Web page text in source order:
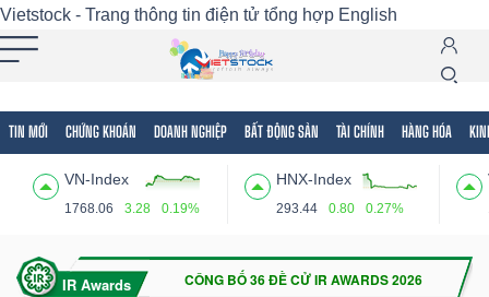
Vietstock - Trang thông tin điện tử tổng hợp English
TIN MỚI CHỨNG KHOÁN DOANH NGHIỆP BẤT ĐỘNG SẢN TÀI CHÍNH HÀNG HÓA
VN-Index
1768.06 3.28 0.19%
HNX-Index
293.44 0.80 0.27%
Tất cả Tính năng Ngành Mã chứng khoán
Tính
(-)